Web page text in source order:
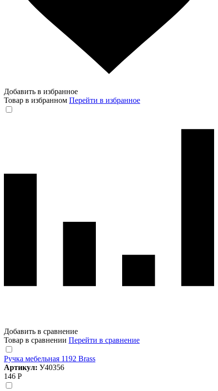
Добавить в избранное
Товар в избранном Перейти в избранное
Добавить в сравнение
Товар в сравнении Перейти в сравнение
Ручка мебельная 1192 Brass
Артикул: У40356
146 Р